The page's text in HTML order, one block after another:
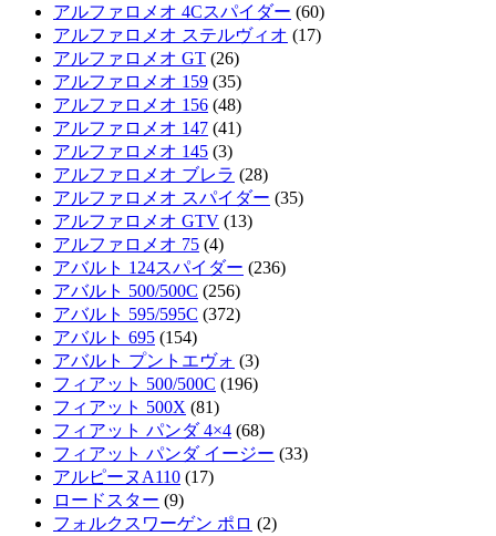
アルファロメオ 4Cスパイダー (60)
アルファロメオ ステルヴィオ (17)
アルファロメオ GT (26)
アルファロメオ 159 (35)
アルファロメオ 156 (48)
アルファロメオ 147 (41)
アルファロメオ 145 (3)
アルファロメオ ブレラ (28)
アルファロメオ スパイダー (35)
アルファロメオ GTV (13)
アルファロメオ 75 (4)
アバルト 124スパイダー (236)
アバルト 500/500C (256)
アバルト 595/595C (372)
アバルト 695 (154)
アバルト プントエヴォ (3)
フィアット 500/500C (196)
フィアット 500X (81)
フィアット パンダ 4×4 (68)
フィアット パンダ イージー (33)
アルピーヌA110 (17)
ロードスター (9)
フォルクスワーゲン ポロ (2)